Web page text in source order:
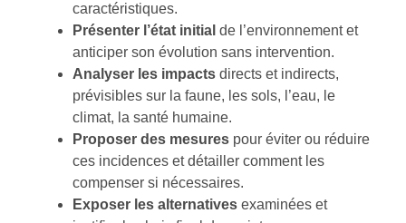
caractéristiques.
Présenter l’état initial de l’environnement et
anticiper son évolution sans intervention.
Analyser les impacts directs et indirects,
prévisibles sur la faune, les sols, l’eau, le
climat, la santé humaine.
Proposer des mesures pour éviter ou réduire
ces incidences et détailler comment les
compenser si nécessaires.
Exposer les alternatives examinées et